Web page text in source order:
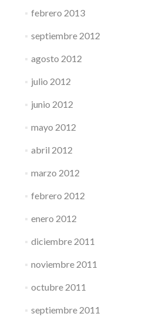
febrero 2013
septiembre 2012
agosto 2012
julio 2012
junio 2012
mayo 2012
abril 2012
marzo 2012
febrero 2012
enero 2012
diciembre 2011
noviembre 2011
octubre 2011
septiembre 2011